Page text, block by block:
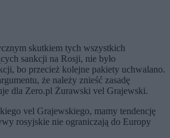
skutkiem tych wszystkich
sankcji na Rosji, nie było
bo przecież kolejne pakiety uchwalano.
że należy znieść zasadę
dla Zero.pl Żurawski vel Grajewski.
vel Grajewskiego, mamy tendencję
rosyjskie nie ograniczają do Europy